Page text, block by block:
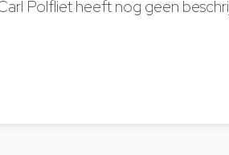
Polfliet heeft nog geen